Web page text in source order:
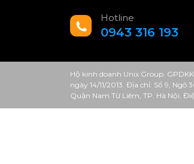
Hotline
0943 316 193
Hộ kinh doanh Unix Group.
ngày 14/11/2013. Địa chỉ: Số 9,
Quận Nam Từ Liêm, TP. Hà Nội.